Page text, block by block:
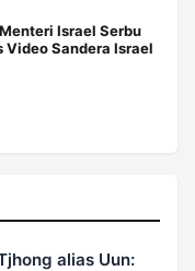
Israel Serbu
Sandera Israel
alias Uun: